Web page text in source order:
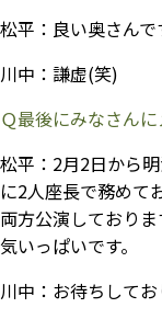
松平： 良い奥さんで
川中： 謙虚(笑)
Ｑ最後にみなさんに
松平： 2月2日から
に2人座長で務めて
両方公演しており
気いっぱいです。
川中： お待ちしてお